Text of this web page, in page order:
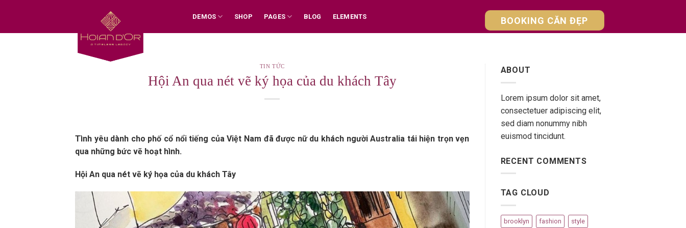
content
DEMOS SHOP PAGES BLOG ELEMENTS
【RA MẮT SHOPHOUSE】
TIN TỨC
Hội An qua nét vẽ ký họa của du khách Tây
Tình yêu dành cho phố cổ nổi tiếng của Việt Nam đã được nữ du khách người Australia tái hiện trọn vẹn
qua những bức vẽ hoạt hình.
Hội An qua nét vẽ ký họa của du khách Tây
ABOUT
Lorem ipsum dolor sit amet,
consectetuer adipiscing elit,
sed diam nonummy nibh
euismod tincidunt.
RECENT COMMENTS
TAG CLOUD
brooklyn fashion style